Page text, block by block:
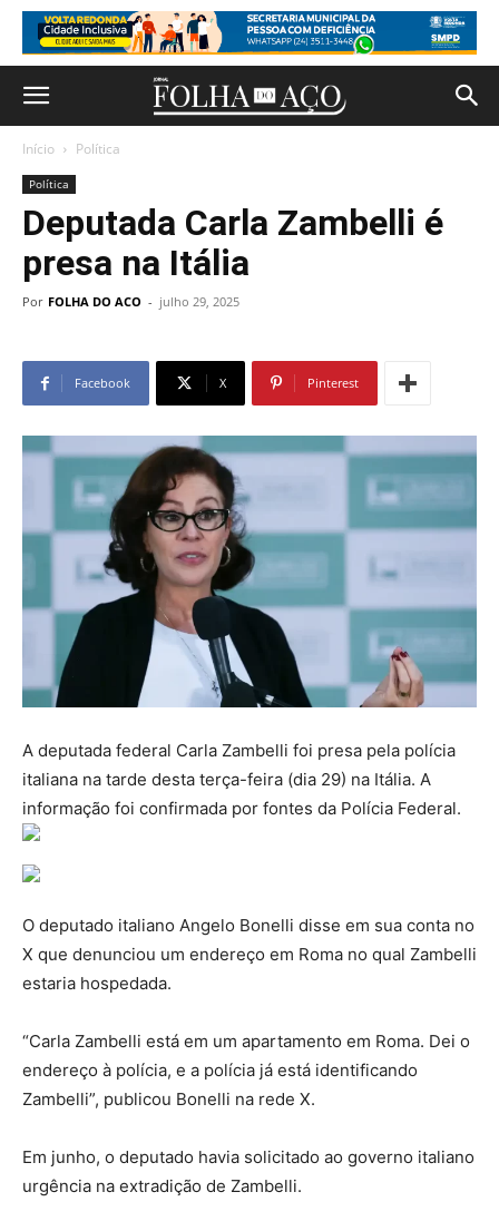
Início Política
Política
Deputada Carla Zambelli é
presa na Itália
Por FOLHA DO ACO - julho 29, 2025
Facebook X Pinterest
A deputada federal Carla Zambelli foi presa pela polícia
italiana na tarde desta terça-feira (dia 29) na Itália. A
informação foi confirmada por fontes da Polícia Federal.
O deputado italiano Angelo Bonelli disse em sua conta no
X que denunciou um endereço em Roma no qual Zambelli
estaria hospedada.
“Carla Zambelli está em um apartamento em Roma. Dei o
endereço à polícia, e a polícia já está identificando
Zambelli”, publicou Bonelli na rede X.
Em junho, o deputado havia solicitado ao governo italiano
urgência na extradição de Zambelli.